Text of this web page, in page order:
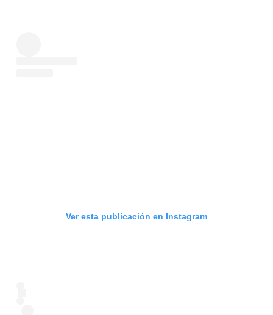
Ver esta publicación en Instagram